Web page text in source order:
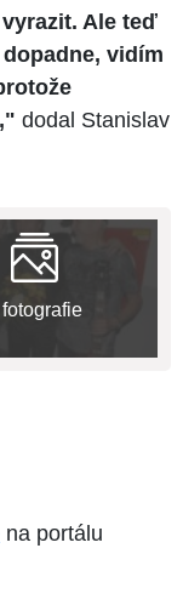
Ale teď
vidím
dodal Stanislav
fotografie
na portálu